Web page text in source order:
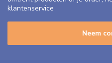
klantenservice
Neem